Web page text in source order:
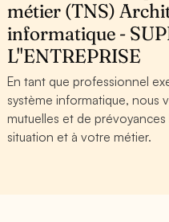
métier (TNS)
informatique -
L''ENTREPRISE
En tant que professionnel
système informatique, nous
mutuelles et de
situation et à votre métier.